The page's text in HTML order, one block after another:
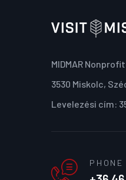
MIDMAR
3530 Miskolc,
Levelezési cím:
PHONE